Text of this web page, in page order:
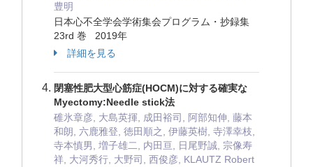
豊明
日本心不全学会学術集会プログラム・抄録集
23rd 巻 2019年
詳細を見る
閉塞性肥大型心筋症(HOCM)に対する確実な
Myectomy:Needle stick法
碓氷章彦, 大島英揮, 成田裕司, 阿部知伸, 藤本
和朗, 六鹿雅登, 徳田順之, 伊藤英樹, 寺澤幸枝,
寺本慎男, 増子雄二, 内田亘, 日尾野誠, 宗像寿
祥, 大河秀行, 大野司, 西俊彦, KLAUTZ Robert